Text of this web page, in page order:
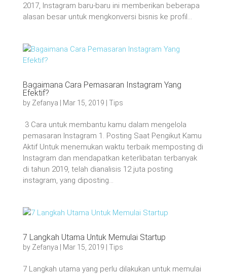
2017, Instagram baru-baru ini memberikan beberapa
alasan besar untuk mengkonversi bisnis ke profil...
Bagaimana Cara Pemasaran Instagram Yang
Efektif?
by Zefanya Mar 15, 2019 Tips
3 Cara untuk membantu kamu dalam mengelola
pemasaran Instagram 1. Posting Saat Pengikut Kamu
Aktif Untuk menemukan waktu terbaik memposting di
Instagram dan mendapatkan keterlibatan terbanyak
di tahun 2019, telah dianalisis 12 juta posting
instagram, yang diposting...
7 Langkah Utama Untuk Memulai Startup
by Zefanya Mar 15, 2019 Tips
7 Langkah utama yang perlu dilakukan untuk memulai